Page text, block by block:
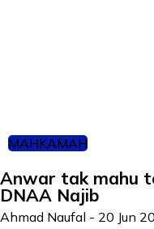
MAHKAMAH
Anwar tak mahu
DNAA Najib
Ahmad Naufal - 20 Jun